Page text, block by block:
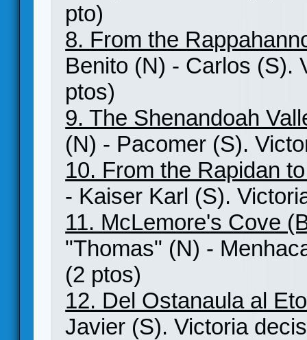
pto)
8. From the
Benito (N) - Carlos (S).
ptos)
9. The Shenandoah
(N) - Pacomer (S).
10. From the Rapidan
- Kaiser Karl (S).
11. McLemore's Cove
"Thomas" (N) -
(2 ptos)
12. Del Ostanaula al
Javier (S). Victoria